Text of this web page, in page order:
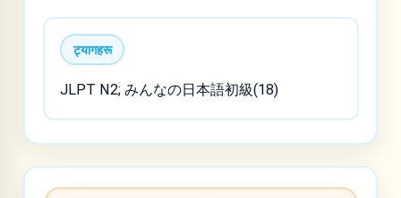
ट्यागहरू
JLPT N2; みんなの日本語初級(18)